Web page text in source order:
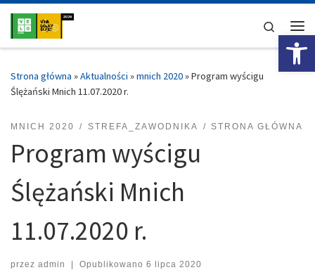
Przejdź do treści
Search
Strona główna »Aktualności »mnich 2020»Program wyścigu
Ślężański Mnich 11.07.2020 r.
MNICH 2020 STREFA_ZAWODNIKA STRONA GŁÓWNA
Program wyścigu
Ślężański Mnich
11.07.2020 r.
przez admin | Opublikowano 6 lipca 2020